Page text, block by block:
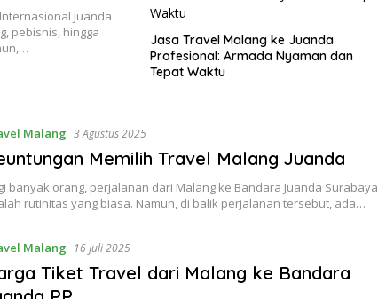
Juanda
pebisnis, hingga
Jasa Travel Malang ke Juanda
Profesional: Armada Nyaman dan
Tepat Waktu
Malang 3 Agustus 2025
Memilih Travel Malang Juanda
banyak orang, perjalanan dari Malang ke Bandara Juanda Surabaya
rutinitas yang biasa. Namun, di balik perjalanan tersebut, ada…
Malang 16 Juli 2025
Tiket Travel dari Malang ke Bandara